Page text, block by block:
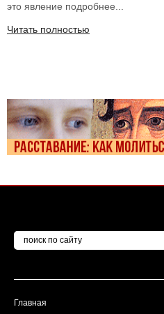
это явление подробнее...
Читать полностью
Главная